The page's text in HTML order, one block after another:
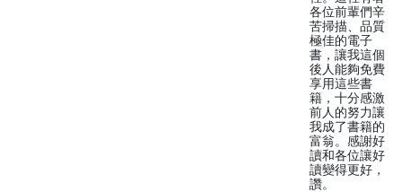
各位前輩們辛
苦掃描、品質
極佳的電子
書，讓我這個
後人能夠免費
享用這些書
籍，十分感激
前人的努力讓
我成了書籍的
富翁。感謝好
讀和各位讓好
讀變得更好，
讚。